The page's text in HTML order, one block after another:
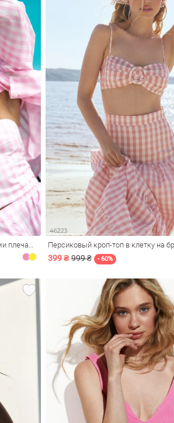
Розовый хлопковый кроп-топ с открытыми плечами Персиковый кроп-топ в клетку на
399 ₴ 999 ₴ - 60%